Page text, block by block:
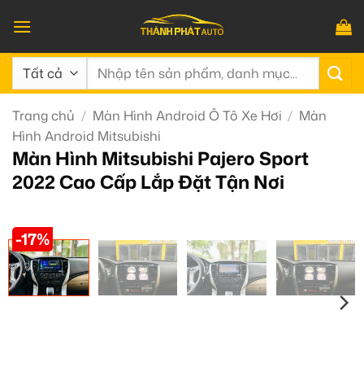
qua
nội
dung
Tìm
Trang chủ / Màn Hình Android Ô Tô Xe Hơi / Màn
Hình Android Mitsubishi
Màn Hình Mitsubishi Pajero Sport
2022 Cao Cấp Lắp Đặt Tận Nơi
-17%